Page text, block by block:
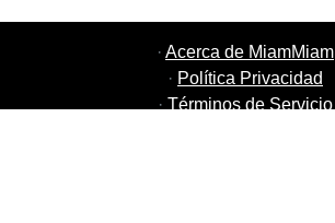
· Acerca de MiamMiam
· Política Privacidad
· Términos de Servicio